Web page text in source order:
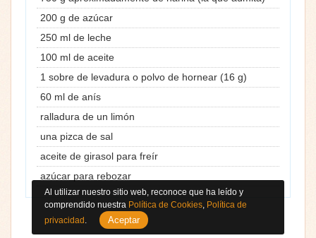
200 g de azúcar
250 ml de leche
100 ml de aceite
1 sobre de levadura o polvo de hornear (16 g)
60 ml de anís
ralladura de un limón
una pizca de sal
aceite de girasol para freír
azúcar para rebozar
Al utilizar nuestro sitio web, reconoce que ha leído y
comprendido nuestra Política de Cookies, Política de
privacidad . Aceptar